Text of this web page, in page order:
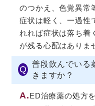
のつかえ、色覚異常
症状は軽く、一過性
れれば症状は落ち着
が残る心配はありま
Q
普段飲んでいる
きますか？
A.ED治療薬の処方